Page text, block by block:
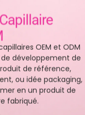
OEM et ODM
développement de
de référence,
ou idée packaging,
en un produit de
fabriqué.